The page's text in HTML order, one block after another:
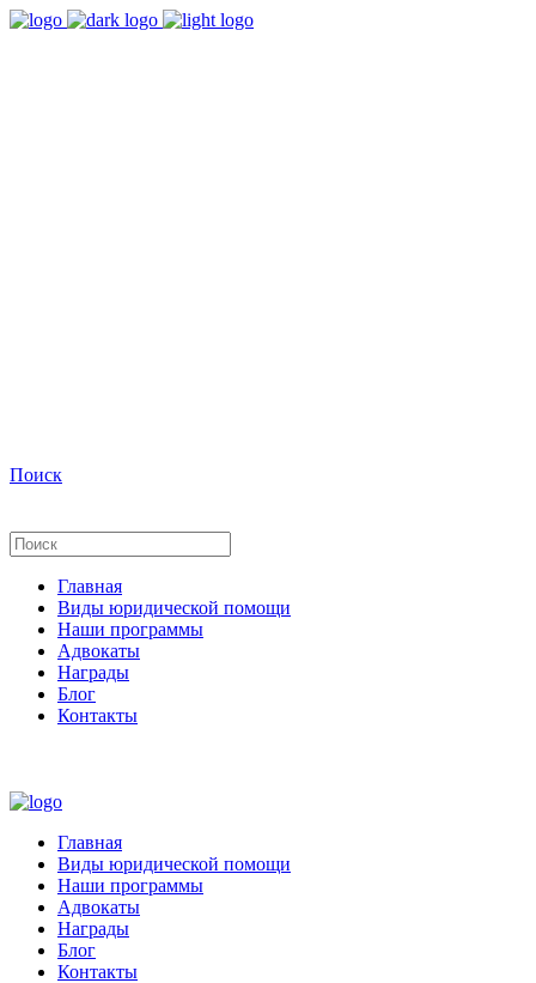
Поиск
Главная
Виды юридической помощи
Наши программы
Адвокаты
Награды
Блог
Контакты
Главная
Виды юридической помощи
Наши программы
Адвокаты
Награды
Блог
Контакты